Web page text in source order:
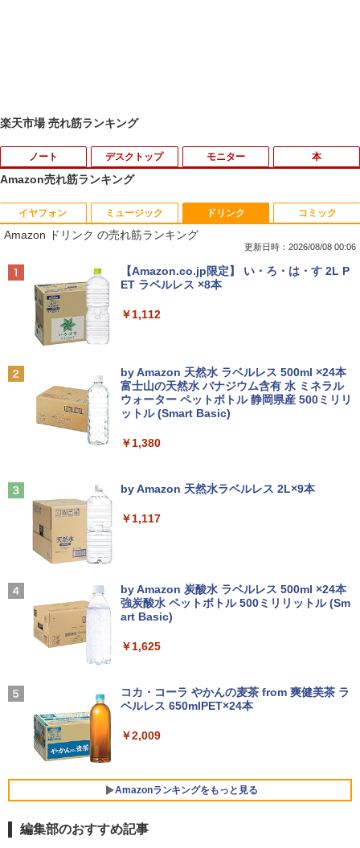
楽天市場 売れ筋ランキング
ノート
1
【期間限定 キャンペン】中古ノートパソ
コン Windows11 Office搭載 軽量 13.3
型 モバイルPC 富士通 LIFEBOOK E734
Intel Celeron 第4世代CPU メモリ4GB S
SD128GB+外付けHDD250GB HD(1366×
768) 無線 bluetooth内蔵 DisplayPort対
中古ノートパソコン・ windows11 offic
e付・整備済み品・富士通 ARROWS Tab
Q508 文教モデル 10.1型 WUXGA タブレ
s 11 & Office 2019 搭載) 本体＋専用キ
￥9,800
5.6型 インテル高速CPU ランダムで発送
メモリ4GB～ 高速SSD1TB 最大 フルHD
Webカメラ zoom 軽量薄型 無線 型番更
トパソコン Windows10 お気軽ノートPC
SSD120GB以上 メモリ4GB Celeron搭
中古パソコン
デスクトップ
1
【中古】 Apple TV HD 32GB MR912J/A
(A1625) 周辺機器 / 発売時期2015年〜
￥4,680
み サポート充実 Windows11 Pro DELL
OptiPlex 7060 Core i5 16GB 中古 パソ
コン デスクトップパソコン
DELL Optiplex 7090 2500SFF (Win11x
16GB/HDD1TB/DVDマルチ [B:良品] 202
【エントリーでポイント100％還元のチ
en 5 PRO 6650H 16GB 512GB】4.5GH
面2.5GbpsLAN Bluetooth5.2 WiFi HD
MI 省エネ ゲーミングpc みにpc minipc
8K コンパクト
￥78,248
5
GMKtec｜ジーエムケーテック 超小型 デ
11(Windows 11 Pro/Ryzen Embedded
モニター
1
【マラソンセール期間中ポイント5倍】
【訳あり】 中古モニター 23〜24インチ
DP / HDMI / DVI VGA 端子選択可能 店長
おまかせ ケーブル付き サブモニターにお
すすめ 動作確認済み 30日保証 送料無料
2
ット!!】iiyama/イイヤマ フルHD対応21.
5型 ProLite XUB2292HS-B1 HDMI対応
スピーカー内蔵 綺麗な鮮明画像 【中古】
送料無料
￥6,500
ー 15.6インチ フルHD【291-ud】
【2025新型】モバイルモニター15.6イン
タ ゲームモニタ ー スイッチ用モニター
ード対応 Type-C/mini HDMI端子 PC/Swi
tch/PS4/MAC/スマホなど対応 B0BZW3
XVDL
￥7,400
5
【500円クーポン＋ポイント最大31.5%還
D 1920×1080 1080P Fast IPS パネル 非
本
1 星新一ショートショート1001 [ 星 新一 ]
月刊少女野崎くん（18）特装版 セレク
さき 遊び「はじめての七田式プリント」
￥8,800
]
Amazon売れ筋ランキング
イヤフォン
Anker Soundcore P40i オフホワイト
Anker Soundcore P31i ホワイト
￥5,990
ラック
￥14,990
レスイヤホン bluetooth イヤホン V12 小型
軽量 ブルートゥースHi-Fi 最大36時間再生 ぶ
るーとゅーす コードレス ENCノイズキャン
付き 防水 タッチ式音量調整 スポーツ/通勤/通
￥2,599
Xiaomi シャオミ REDMI Buds 8 Lite ワイヤ
￥3,480
ミュージック
BRUCE WAYNE feat. Flo Milli, ATL Jacob
[Explicit]
￥250
BRUCE WAYNE feat. Flo Milli, ATL Jacob
[Explicit]
￥250
￥250
￥250
ドリンク
Amazon ドリンク の売れ筋ランキング
更新日時：2026/08/08 00:06
【Amazon.co.jp限定】 い・ろ・は・す 2L P
ET ラベルレス ×8本
￥1,112
by Amazon 天然水 ラベルレス 500ml ×24本
富士山の天然水 バナジウム含有 水 ミネラル
ウォーター ペットボトル 静岡県産 500ミリリ
ットル (Smart Basic)
￥1,380
by Amazon 天然水ラベルレス 2L×9本
￥1,117
by Amazon 炭酸水 ラベルレス 500ml ×24本
強炭酸水 ペットボトル 500ミリリットル (Sm
art Basic)
￥1,625
コカ・コーラ やかんの麦茶 from 爽健美茶 ラ
ベルレス 650mlPET×24本
￥2,009
Amazonランキングをもっと見る
コミック
編集部のおすすめ記事